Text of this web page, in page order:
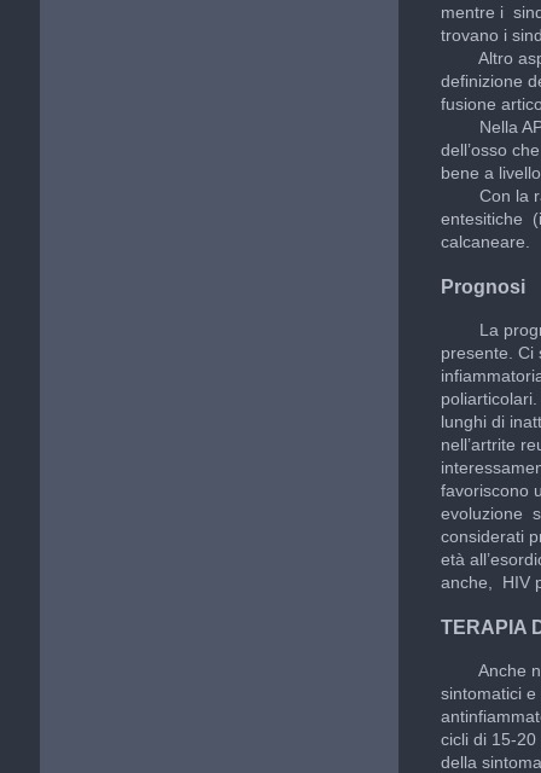
mentre i
trovano i
Altro
definizione
fusione
Nella AP,
dell’osso
bene a
Con la
entesitiche
calcaneare.
Prognosi
La
presente. Ci
lunghi di
nell’artrite
favoriscono
evoluzione
considerati
età
anche, HIV
TERAPIA
Anche
sintomatici
cicli di 15-
della